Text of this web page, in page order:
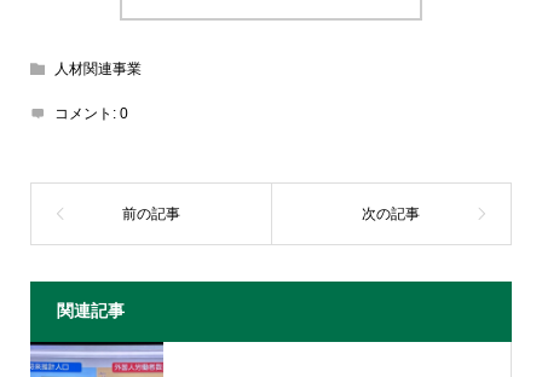
人材関連事業
コメント: 0
関連記事